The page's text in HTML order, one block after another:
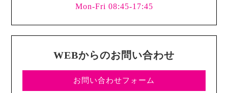
Mon-Fri 08:45-17:45
WEBからのお問い合わせ
お問い合わせフォーム